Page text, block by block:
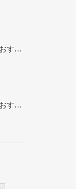
番外編㉔｜京都のおすすめイベントをご紹介いたします≪7月≫
番外編㉓｜京都のおすすめイベントをご紹介いたします≪5月・6月≫